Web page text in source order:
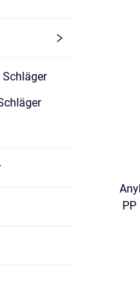
PP